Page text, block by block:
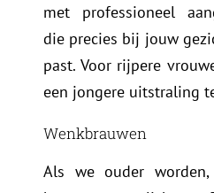
met professioneel
die precies bij jouw
past. Voor rijpere
een jongere uitstraling
Wenkbrauwen
Als we ouder